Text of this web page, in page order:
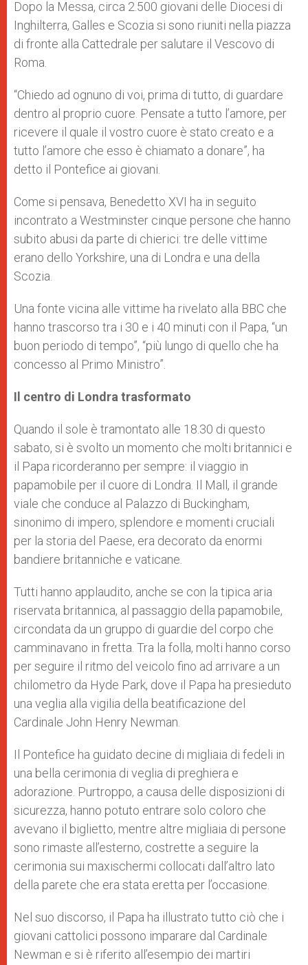
Dopo la Messa, circa 2.500 giovani delle Diocesi di
Inghilterra, Galles e Scozia si sono riuniti nella piazza
di fronte alla Cattedrale per salutare il Vescovo di
Roma.
“Chiedo ad ognuno di voi, prima di tutto, di guardare
dentro al proprio cuore. Pensate a tutto l’amore, per
ricevere il quale il vostro cuore è stato creato e a
tutto l’amore che esso è chiamato a donare”, ha
detto il Pontefice ai giovani.
Come si pensava, Benedetto XVI ha in seguito
incontrato a Westminster cinque persone che hanno
subito abusi da parte di chierici: tre delle vittime
erano dello Yorkshire, una di Londra e una della
Scozia.
Una fonte vicina alle vittime ha rivelato alla BBC che
hanno trascorso tra i 30 e i 40 minuti con il Papa, “un
buon periodo di tempo”, “più lungo di quello che ha
concesso al Primo Ministro”.
Il centro di Londra trasformato
Quando il sole è tramontato alle 18.30 di questo
sabato, si è svolto un momento che molti britannici e
il Papa ricorderanno per sempre: il viaggio in
papamobile per il cuore di Londra. Il Mall, il grande
viale che conduce al Palazzo di Buckingham,
sinonimo di impero, splendore e momenti cruciali
per la storia del Paese, era decorato da enormi
bandiere britanniche e vaticane.
Tutti hanno applaudito, anche se con la tipica aria
riservata britannica, al passaggio della papamobile,
circondata da un gruppo di guardie del corpo che
camminavano in fretta. Tra la folla, molti hanno corso
per seguire il ritmo del veicolo fino ad arrivare a un
chilometro da Hyde Park, dove il Papa ha presieduto
una veglia alla vigilia della beatificazione del
Cardinale John Henry Newman.
Il Pontefice ha guidato decine di migliaia di fedeli in
una bella cerimonia di veglia di preghiera e
adorazione. Purtroppo, a causa delle disposizioni di
sicurezza, hanno potuto entrare solo coloro che
avevano il biglietto, mentre altre migliaia di persone
sono rimaste all’esterno, costrette a seguire la
cerimonia sui maxischermi collocati dall’altro lato
della parete che era stata eretta per l’occasione.
Nel suo discorso, il Papa ha illustrato tutto ciò che i
giovani cattolici possono imparare dal Cardinale
Newman e si è riferito all’esempio dei martiri